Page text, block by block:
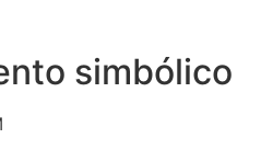
simbólico